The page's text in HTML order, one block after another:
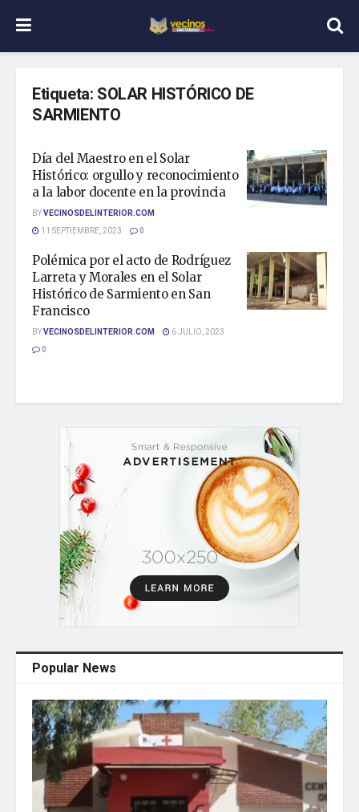
Etiqueta: SOLAR HISTÓRICO DE
SARMIENTO
Día del Maestro en el Solar
Histórico: orgullo y reconocimiento
a la labor docente en la provincia
BYVECINOSDELINTERIOR.COM
11 SEPTIEMBRE, 2023
0
Polémica por el acto de Rodríguez
Larreta y Morales en el Solar
Histórico de Sarmiento en San
Francisco
BYVECINOSDELINTERIOR.COM
6 JULIO, 2023
0
Popular News